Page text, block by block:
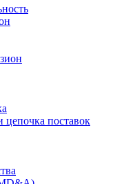
цепочка поставок